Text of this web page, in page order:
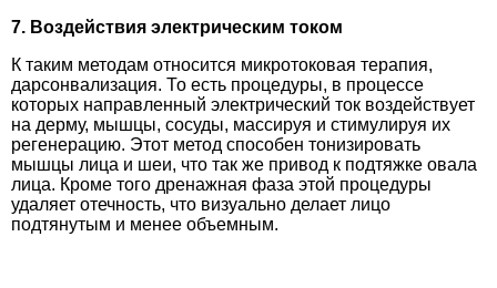
7. Воздействия электрическим током
К таким методам относится микротоковая терапия,
дарсонвализация. То есть процедуры, в процессе
которых направленный электрический ток воздействует
на дерму, мышцы, сосуды, массируя и стимулируя их
регенерацию. Этот метод способен тонизировать
мышцы лица и шеи, что так же привод к подтяжке овала
лица. Кроме того дренажная фаза этой процедуры
удаляет отечность, что визуально делает лицо
подтянутым и менее объемным.